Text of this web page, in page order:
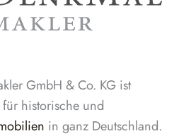
GmbH & Co. KG ist
für historische und
in ganz Deutschland.